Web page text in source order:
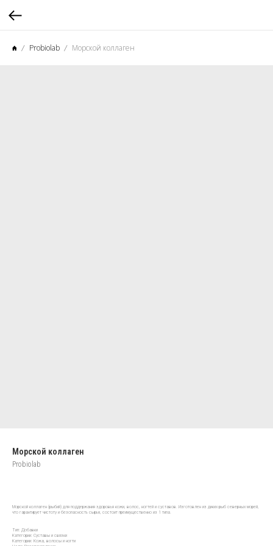
Probiolab Морской коллаген
Морской коллаген
Probiolab
Морской коллаген (рыбий) для поддержания здоровья кожи, волос, ногтей и суставов. Изготовлен из диких рыб северных морей,
что гарантирует чистоту и безопасность сырья, состоит преимущественно из 1 типа.
Тип: Добавки
Категории: Cуставы и связки
Категории: Кожа, волосы и ногти